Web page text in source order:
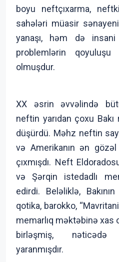
boyu neftçıxarma,
sahələri müasir
yanaşı, həm də insani
problemlərin
olmuşdur.
XX əsrin əvvəlində
neftin yarıdan çoxu
düşürdü. Məhz neftin
və Amerikanın ən
çıxmışdı. Neft
və Şərqin istedadlı
edirdi. Beləliklə,
qotika, barokko,
memarlıq məktəbinə
birləşmiş, nəticədə
yaranmışdır.